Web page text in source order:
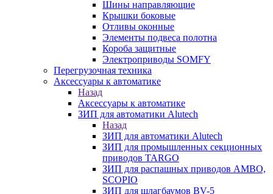
Шины направляющие
Крышки боковые
Отливы оконные
Элементы подвеса полотна
Короба защитные
Электроприводы SOMFY
Перегрузочная техника
Аксессуары к автоматике
Назад
Аксессуары к автоматике
ЗИП для автоматики Alutech
Назад
ЗИП для автоматики Alutech
ЗИП для промышленных секционных
приводов TARGO
ЗИП для распашных приводов AMBO,
SCOPIO
ЗИП для шлагбаумов BV-5